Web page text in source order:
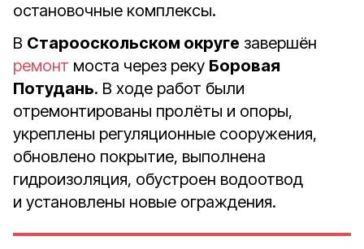
остановочные комплексы.
В Старооскольском округе завершён
ремонт моста через реку Боровая
Потудань. В ходе работ были
отремонтированы пролёты и опоры,
укреплены регуляционные сооружения,
обновлено покрытие, выполнена
гидроизоляция, обустроен водоотвод
и установлены новые ограждения.